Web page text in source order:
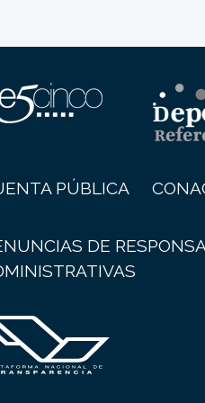
PÚBLICA
DE